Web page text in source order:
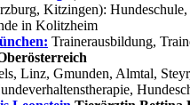
Kitzingen):
in Kolitzheim
Trainerausbildung,
Linz, Gmunden, Almtal,